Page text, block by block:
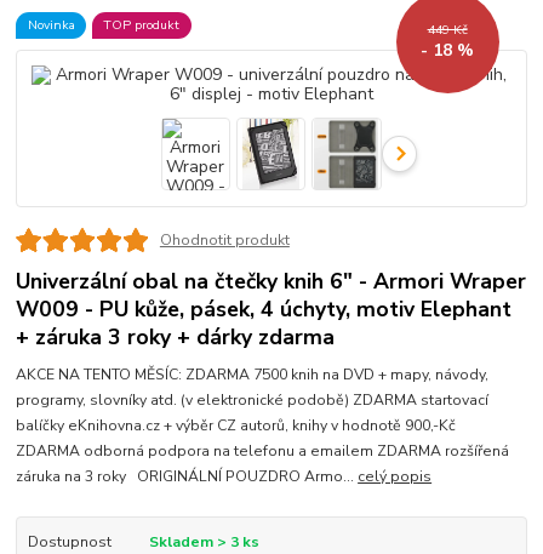
Novinka TOP produkt 449 Kč
- 18 %
Ohodnotit produkt
Univerzální obal na čtečky knih 6" - Armori Wraper
W009 - PU kůže, pásek, 4 úchyty, motiv Elephant
+ záruka 3 roky + dárky zdarma
AKCE NA TENTO MĚSÍC: ZDARMA 7500 knih na DVD + mapy, návody,
programy, slovníky atd. (v elektronické podobě) ZDARMA startovací
balíčky eKnihovna.cz + výběr CZ autorů, knihy v hodnotě 900,-Kč
ZDARMA odborná podpora na telefonu a emailem ZDARMA rozšířená
záruka na 3 roky ORIGINÁLNÍ POUZDRO Armo... celý popis
Dostupnost
Skladem > 3 ks